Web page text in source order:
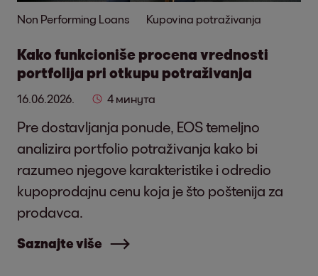
Non Performing Loans Kupovina potraživanja
Kako funkcioniše procena vrednosti
portfolija pri otkupu potraživanja
16.06.2026. 4 минута
Pre dostavljanja ponude, EOS temeljno
analizira portfolio potraživanja kako bi
razumeo njegove karakteristike i odredio
kupoprodajnu cenu koja je što poštenija za
prodavca.
Saznajte više